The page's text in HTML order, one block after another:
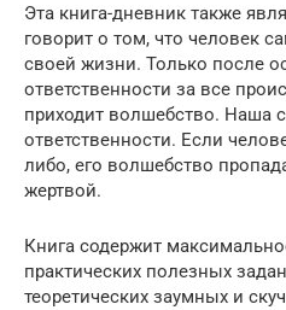
Эта книга-дневник также
говорит о том, что человек
своей жизни. Только после
ответственности за все
приходит волшебство. Наша
ответственности. Если
либо, его волшебство
жертвой.
Книга содержит
практических полезных
теоретических заумных и